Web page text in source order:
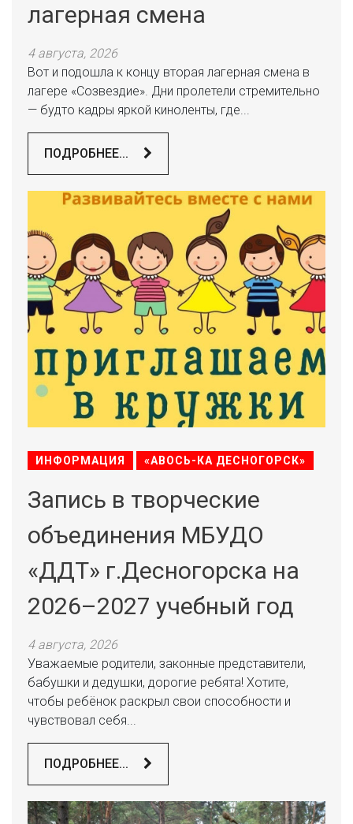
лагерная смена
4 августа, 2026
Вот и подошла к концу вторая лагерная смена в
лагере «Созвездие». Дни пролетели стремительно
— будто кадры яркой киноленты, где...
ПОДРОБНЕЕ...
ИНФОРМАЦИЯ «АВОСЬ-КА ДЕСНОГОРСК»
Запись в творческие
объединения МБУДО
«ДДТ» г.Десногорска на
2026–2027 учебный год
4 августа, 2026
Уважаемые родители, законные представители,
бабушки и дедушки, дорогие ребята! Хотите,
чтобы ребёнок раскрыл свои способности и
чувствовал себя...
ПОДРОБНЕЕ...